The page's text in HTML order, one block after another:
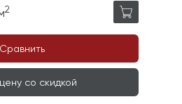
2
Сравнить
со скидкой